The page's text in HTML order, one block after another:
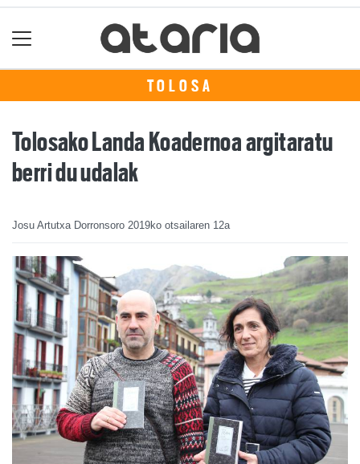
TOLOSA
Tolosako Landa Koadernoa argitaratu
berri du udalak
Josu Artutxa Dorronsoro 2019ko otsailaren 12a